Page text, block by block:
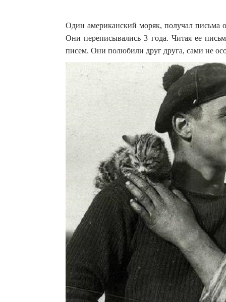
Один американский моряк, получал письма
Они переписывались 3 года. Читая ее
писем. Они полюбили друг друга, сами не